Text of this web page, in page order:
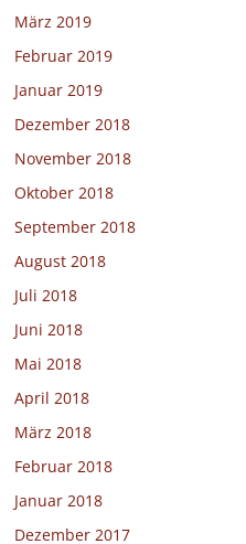
März 2019
Februar 2019
Januar 2019
Dezember 2018
November 2018
Oktober 2018
September 2018
August 2018
Juli 2018
Juni 2018
Mai 2018
April 2018
März 2018
Februar 2018
Januar 2018
Dezember 2017